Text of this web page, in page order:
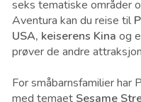
seks tematiske områder
Aventura kan du reise til
USA, keiserens Kina og
prøver de andre
For småbarnsfamilier
med temaet Sesame